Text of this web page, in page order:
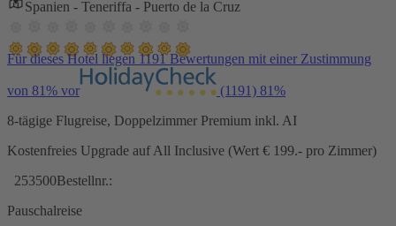
Spanien - Teneriffa - Puerto de la Cruz
Für dieses Hotel liegen 1191 Bewertungen mit einer Zustimmung
von 81% vor (1191) 81%
8-tägige Flugreise, Doppelzimmer Premium inkl. AI
Kostenfreies Upgrade auf All Inclusive (Wert € 199.- pro Zimmer)
253500Bestellnr.:
Pauschalreise